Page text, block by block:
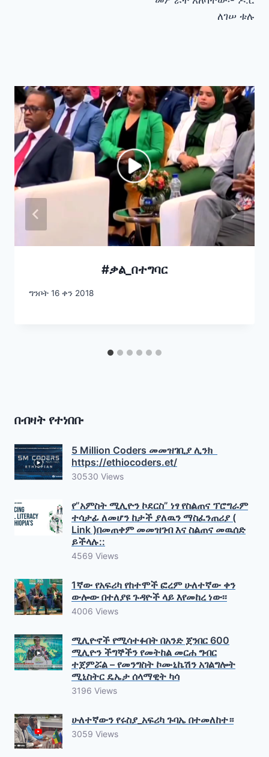
ለገሠ ቱሉ
#ቃል_በተግባር
ግንቦት 16 ቀን 2018
በብዛት የተነበቡ
5 Million Coders መመዝገቢያ ሊንክ
https://ethiocoders.et/
30530 Views
የ”አምስት ሚሊዮን ኮደርስ” ነፃ የስልጠና ፕሮግራም
ተሳታፊ ለመሆን ከታች ያለዉን ማስፈንጠሪያ (
Link )በመጠቀም መመዝገብ እና ስልጠና መዉሰድ
ይችላሉ::
4569 Views
1ኛው የአፍሪካ የከተሞች ፎረም ሁለተኛው ቀን
ውሎው በተለያዩ ጉዳዮች ላይ እየመከረ ነው፡፡
4006 Views
ሚሊዮኖች የሚሳተፉበት በአንድ ጀንበር 600
ሚሊዮን ችግኞችን የመትከል መርሐ ግብር
ተጀምሯል – የመንግስት ኮሙኒኬሽን አገልግሎት
ሚኒስትር ዴኤታ ሰላማዊት ካሳ
3196 Views
ሁለተኛውን የሩስያ_አፍሪካ ጉባኤ በተመለከተ።
3059 Views